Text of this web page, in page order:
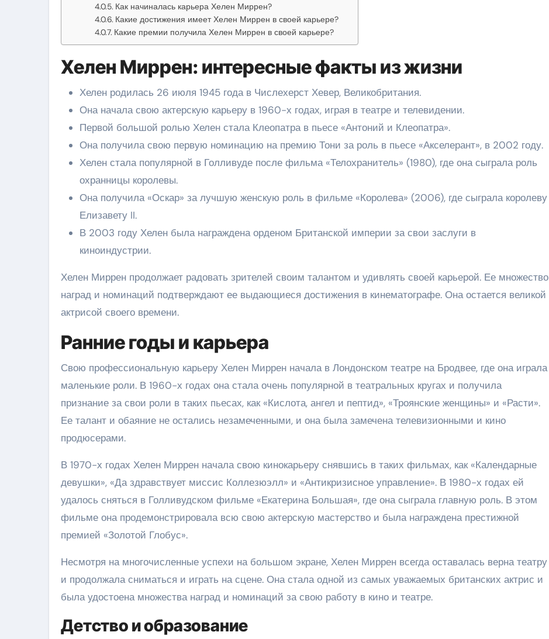
Как начиналась карьера Хелен Миррен?
Какие достижения имеет Хелен Миррен в своей карьере?
Какие премии получила Хелен Миррен в своей карьере?
Хелен Миррен: интересные факты из жизни
Хелен родилась 26 июля 1945 года в Числехерст Хевер, Великобритания.
Она начала свою актерскую карьеру в 1960-х годах, играя в театре и телевидении.
Первой большой ролью Хелен стала Клеопатра в пьесе «Антоний и Клеопатра».
Она получила свою первую номинацию на премию Тони за роль в пьесе «Акселерант», в 2002 году.
Хелен стала популярной в Голливуде после фильма «Телохранитель» (1980), где она сыграла роль
охранницы королевы.
Она получила «Оскар» за лучшую женскую роль в фильме «Королева» (2006), где сыграла королеву
Елизавету II.
В 2003 году Хелен была награждена орденом Британской империи за свои заслуги в
киноиндустрии.
Хелен Миррен продолжает радовать зрителей своим талантом и удивлять своей карьерой. Ее множество
наград и номинаций подтверждают ее выдающиеся достижения в кинематографе. Она остается великой
актрисой своего времени.
Ранние годы и карьера
Свою профессиональную карьеру Хелен Миррен начала в Лондонском театре на Бродвее, где она играла
маленькие роли. В 1960-х годах она стала очень популярной в театральных кругах и получила
признание за свои роли в таких пьесах, как «Кислота, ангел и пептид», «Троянские женщины» и «Расти».
Ее талант и обаяние не остались незамеченными, и она была замечена телевизионными и кино
продюсерами.
В 1970-х годах Хелен Миррен начала свою кинокарьеру снявшись в таких фильмах, как «Календарные
девушки», «Да здравствует миссис Коллезюэлл» и «Антикризисное управление». В 1980-х годах ей
удалось сняться в Голливудском фильме «Екатерина Большая», где она сыграла главную роль. В этом
фильме она продемонстрировала всю свою актерскую мастерство и была награждена престижной
премией «Золотой Глобус».
Несмотря на многочисленные успехи на большом экране, Хелен Миррен всегда оставалась верна театру
и продолжала сниматься и играть на сцене. Она стала одной из самых уважаемых британских актрис и
была удостоена множества наград и номинаций за свою работу в кино и театре.
Детство и образование